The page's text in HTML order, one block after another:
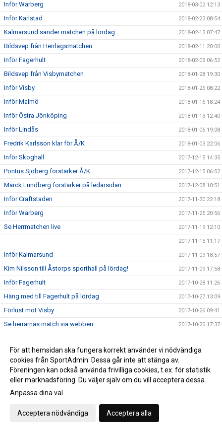
Inför Warberg 2018-03-02 12:13
Inför Karlstad 2018-02-23 08:54
Kalmarsund sänder matchen på lördag 2018-02-13 07:47
Bildsvep från Herrlagsmatchen 2018-02-11 20:00
Inför Fagerhult 2018-02-09 06:52
Bildsvep från Visbymatchen 2018-01-28 19:30
Inför Visby 2018-01-26 08:22
Inför Malmö 2018-01-16 18:24
Inför Östra Jönköping 2018-01-13 12:40
Inför Lindås 2018-01-06 19:08
Fredrik Karlsson klar för Å/K 2018-01-03 22:06
Inför Skoghall 2017-12-15 14:35
Pontus Sjöberg förstärker Å/K 2017-12-15 06:52
Marck Lundberg förstärker på ledarsidan 2017-12-08 10:51
Inför Craftstaden 2017-11-30 22:18
Inför Warberg 2017-11-25 20:56
Se Herrmatchen live 2017-11-19 12:10
2017-11-15 11:17
Inför Kalmarsund 2017-11-09 18:57
Kim Nilsson till Åstorps sporthall på lördag! 2017-11-09 17:58
Inför Fagerhult 2017-10-28 11:26
Häng med till Fagerhult på lördag 2017-10-27 13:09
Förlust mot Visby 2017-10-26 09:41
Se herrarnas match via webben 2017-10-20 17:37
Bilder från Onyxmatchen 2017-10-18 13:32
Tredje raka segern! 2017-10-18 10:10
Inför Onyx 2017-10-12 12:59
Seger i Skånederbyt
För att hemsidan ska fungera korrekt använder vi nödvändiga
cookies från SportAdmin. Dessa går inte att stänga av.
Föreningen kan också använda frivilliga cookies, t.ex. för statistik
eller marknadsföring. Du väljer själv om du vill acceptera dessa.
Anpassa dina val
Acceptera nödvändiga Acceptera alla